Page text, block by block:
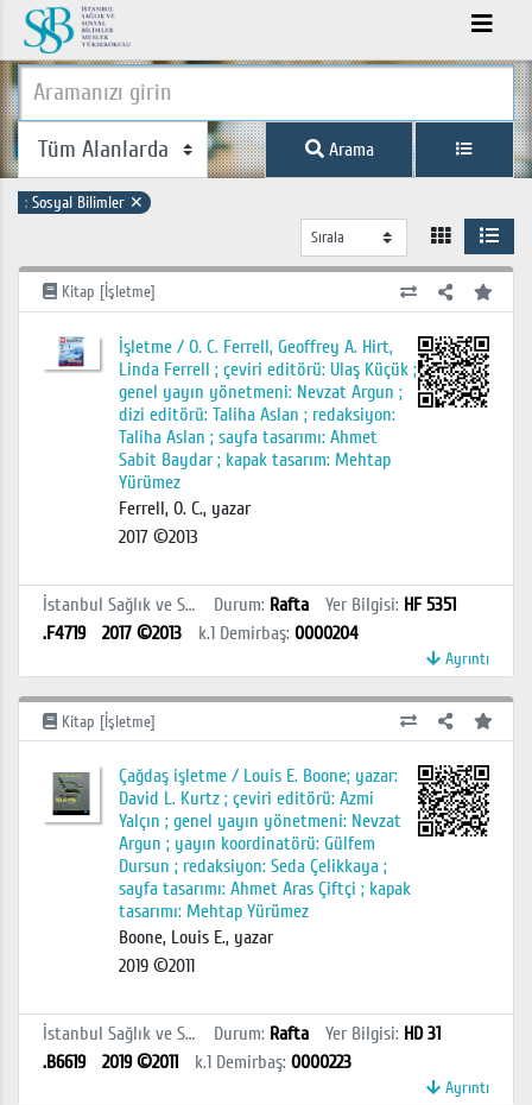
Arama
: Sosyal Bilimler ✕
Kitap [İşletme]
İşletme / O. C. Ferrell, Geoffrey A. Hirt,
Linda Ferrell ; çeviri editörü: Ulaş Küçük ;
genel yayın yönetmeni: Nevzat Argun ;
dizi editörü: Taliha Aslan ; redaksiyon:
Taliha Aslan ; sayfa tasarımı: Ahmet
Sabit Baydar ; kapak tasarım: Mehtap
Yürümez
Ferrell, O. C., yazar
2017 ©2013
İstanbul Sağlık ve Sosyal Bilimler MYO Kütüphanesi Durum: Rafta Yer Bilgisi: HF 5351
.F4719
2017 ©2013 k.1 Demirbaş: 0000204
Ayrıntı
Kitap [İşletme]
Çağdaş işletme / Louis E. Boone; yazar:
David L. Kurtz ; çeviri editörü: Azmi
Yalçın ; genel yayın yönetmeni: Nevzat
Argun ; yayın koordinatörü: Gülfem
Dursun ; redaksiyon: Seda Çelikkaya ;
sayfa tasarımı: Ahmet Aras Çiftçi ; kapak
tasarımı: Mehtap Yürümez
Boone, Louis E., yazar
2019 ©2011
İstanbul Sağlık ve Sosyal Bilimler MYO Kütüphanesi Durum: Rafta Yer Bilgisi: HD 31
.B6619
2019 ©2011 k.1 Demirbaş: 0000223
Ayrıntı